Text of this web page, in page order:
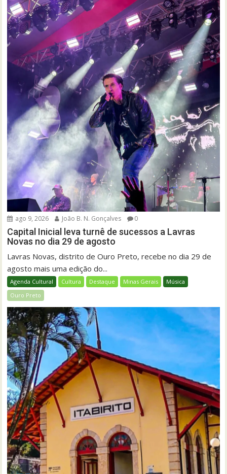
ago 9, 2026 João B. N. Gonçalves 0
Capital Inicial leva turnê de sucessos a Lavras
Novas no dia 29 de agosto
Lavras Novas, distrito de Ouro Preto, recebe no dia 29 de
agosto mais uma edição do...
Agenda Cultural Cultura Destaque Minas Gerais
Música
Ouro Preto